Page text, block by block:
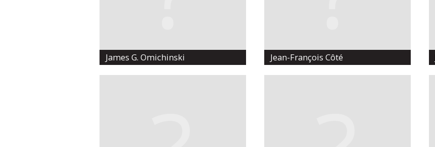
James G. Omichinski Jean-François Côté